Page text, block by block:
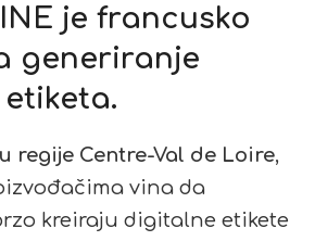
je francusko
generiranje
regije Centre-Val de Loire,
vina da
kreiraju digitalne etikete